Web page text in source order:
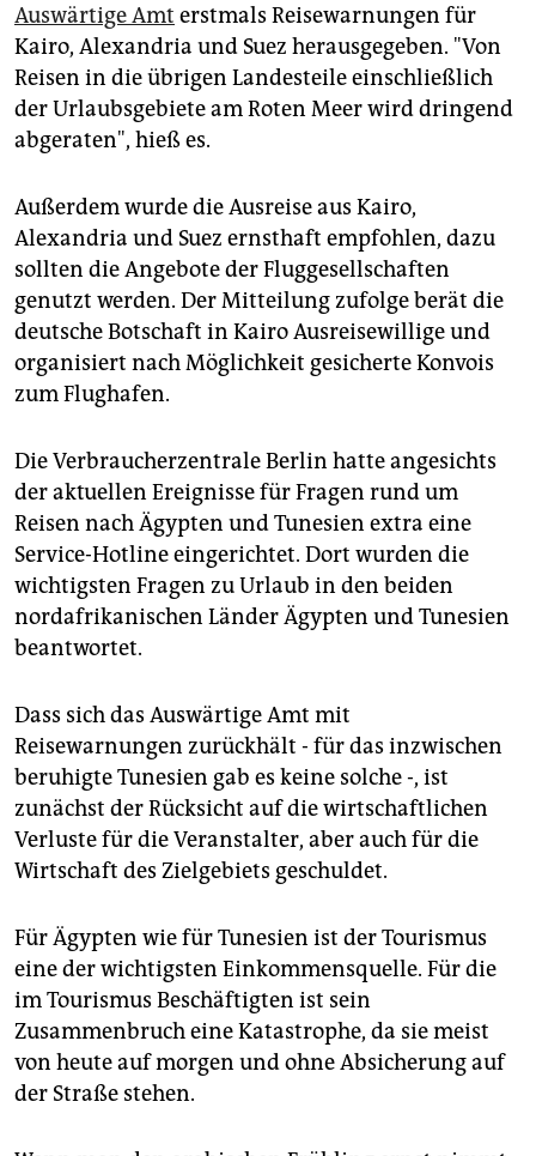
Auswärtige Amt erstmals Reisewarnungen für
Kairo, Alexandria und Suez herausgegeben. "Von
Reisen in die übrigen Landesteile einschließlich
der Urlaubsgebiete am Roten Meer wird dringend
abgeraten", hieß es.
Außerdem wurde die Ausreise aus Kairo,
Alexandria und Suez ernsthaft empfohlen, dazu
sollten die Angebote der Fluggesellschaften
genutzt werden. Der Mitteilung zufolge berät die
deutsche Botschaft in Kairo Ausreisewillige und
organisiert nach Möglichkeit gesicherte Konvois
zum Flughafen.
Die Verbraucherzentrale Berlin hatte angesichts
der aktuellen Ereignisse für Fragen rund um
Reisen nach Ägypten und Tunesien extra eine
Service-Hotline eingerichtet. Dort wurden die
wichtigsten Fragen zu Urlaub in den beiden
nordafrikanischen Länder Ägypten und Tunesien
beantwortet.
Dass sich das Auswärtige Amt mit
Reisewarnungen zurückhält - für das inzwischen
beruhigte Tunesien gab es keine solche -, ist
zunächst der Rücksicht auf die wirtschaftlichen
Verluste für die Veranstalter, aber auch für die
Wirtschaft des Zielgebiets geschuldet.
Für Ägypten wie für Tunesien ist der Tourismus
eine der wichtigsten Einkommensquelle. Für die
im Tourismus Beschäftigten ist sein
Zusammenbruch eine Katastrophe, da sie meist
von heute auf morgen und ohne Absicherung auf
der Straße stehen.